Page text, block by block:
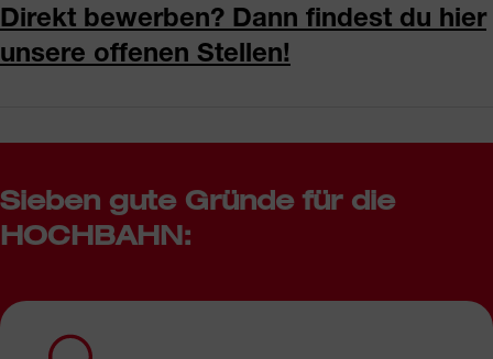
Direkt bewerben? Dann findest du hier
unsere offenen Stellen!
Sieben gute Gründe für die
HOCHBAHN: